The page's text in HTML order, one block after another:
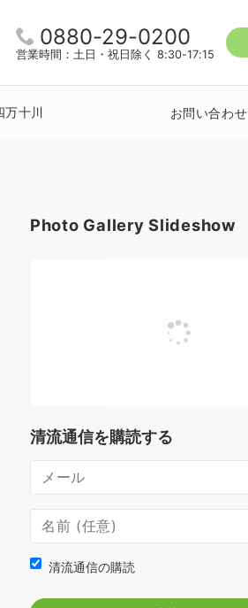
0880-29-0200
営業時間：土日・祝日除く 8:30-17:15
万十川 お問い合わせ
Photo Gallery Slideshow
清流通信を購読する
清流通信の購読